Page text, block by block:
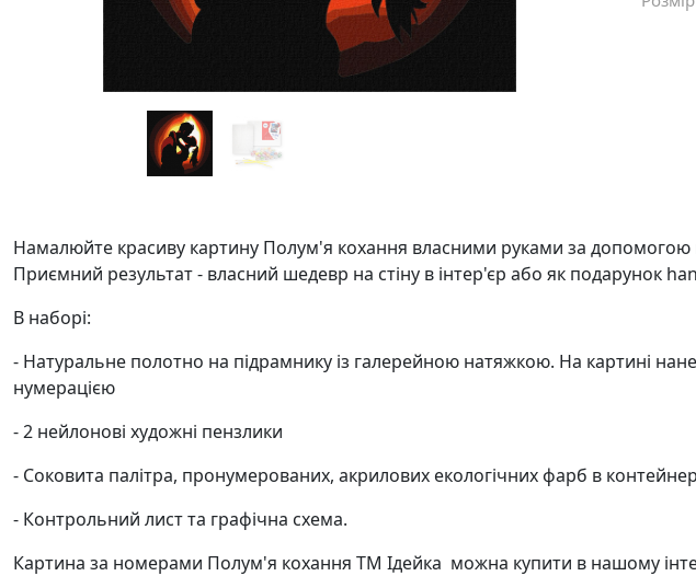
Намалюйте красиву картину Полум'я кохання власними руками за допомогою
Приємний результат - власний шедевр на стіну в інтер'єр або як подарунок
В наборі:
- Натуральне полотно на підрамнику із галерейною натяжкою. На картині
нумерацією
- 2 нейлонові художні пензлики
- Соковита палітра, пронумерованих, акрилових екологічних фарб в
- Контрольний лист та графічна схема.
Картина за номерами Полум'я кохання ТМ Ідейка можна купити в нашому